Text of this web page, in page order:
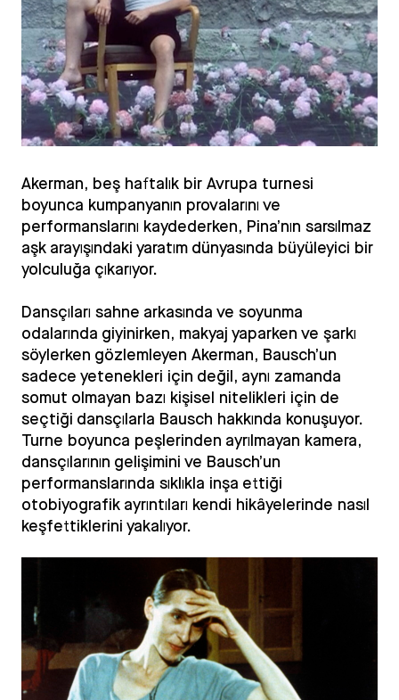
Akerman, beş haftalık bir Avrupa turnesi
boyunca kumpanyanın provalarını ve
performanslarını kaydederken, Pina’nın sarsılmaz
aşk arayışındaki yaratım dünyasında büyüleyici bir
yolculuğa çıkarıyor.
Dansçıları sahne arkasında ve soyunma
odalarında giyinirken, makyaj yaparken ve şarkı
söylerken gözlemleyen Akerman, Bausch’un
sadece yetenekleri için değil, aynı zamanda
somut olmayan bazı kişisel nitelikleri için de
seçtiği dansçılarla Bausch hakkında konuşuyor.
Turne boyunca peşlerinden ayrılmayan kamera,
dansçılarının gelişimini ve Bausch’un
performanslarında sıklıkla inşa ettiği
otobiyografik ayrıntıları kendi hikâyelerinde nasıl
keşfettiklerini yakalıyor.